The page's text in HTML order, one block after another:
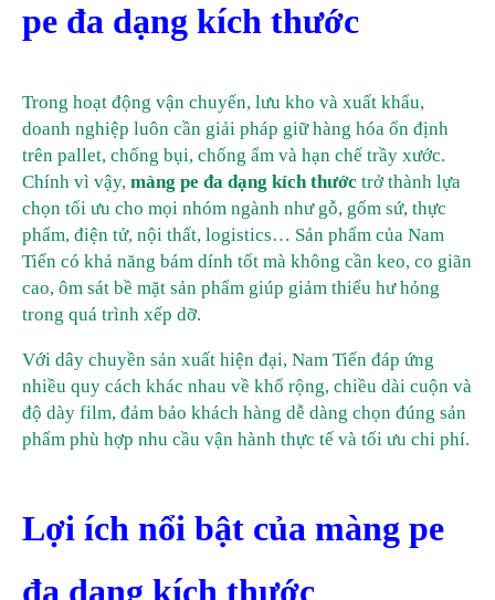
pe đa dạng kích thước
Trong hoạt động vận chuyển, lưu kho và xuất khẩu,
doanh nghiệp luôn cần giải pháp giữ hàng hóa ổn định
trên pallet, chống bụi, chống ẩm và hạn chế trầy xước.
Chính vì vậy, màng pe đa dạng kích thước trở thành lựa
chọn tối ưu cho mọi nhóm ngành như gỗ, gốm sứ, thực
phẩm, điện tử, nội thất, logistics… Sản phẩm của Nam
Tiến có khả năng bám dính tốt mà không cần keo, co giãn
cao, ôm sát bề mặt sản phẩm giúp giảm thiểu hư hỏng
trong quá trình xếp dỡ.
Với dây chuyền sản xuất hiện đại, Nam Tiến đáp ứng
nhiều quy cách khác nhau về khổ rộng, chiều dài cuộn và
độ dày film, đảm bảo khách hàng dễ dàng chọn đúng sản
phẩm phù hợp nhu cầu vận hành thực tế và tối ưu chi phí.
Lợi ích nổi bật của màng pe
đa dạng kích thước